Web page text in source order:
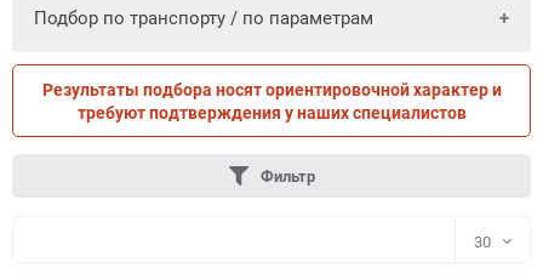
Подбор по транспорту / по параметрам
ПО ТРАНСПОРТУ ПО ПАРАМЕТРАМ
Результаты подбора носят ориентировочной характер и
требуют подтверждения у наших специалистов
Фильтр
30